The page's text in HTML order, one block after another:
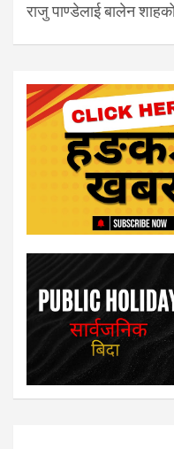
राजु पाण्डेलाई बालेन